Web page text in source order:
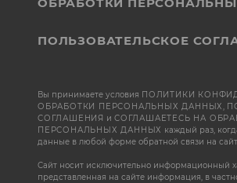
ПОЛЬЗОВАТЕЛЬСКОЕ
Вы принимаете условия ПОЛИТИКИ
ОБРАБОТКИ ПЕРСОНАЛЬНЫХ ДАННЫХ,
СОГЛАШЕНИЯ иСОГЛАШАЕТЕСЬ НА
ПЕРСОНАЛЬНЫХ ДАННЫХ каждый раз,
данные в любой форме обратной связи на
Сайт носит исключительно информационный
представленная на сайте информация, в